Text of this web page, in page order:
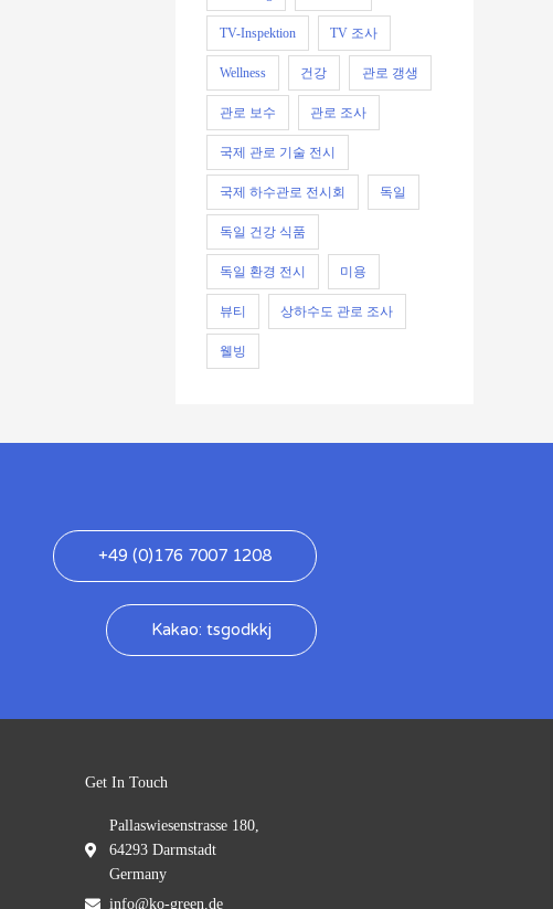
TV-Inspektion TV 조사
Wellness 건강 관로 갱생
관로 보수 관로 조사
국제 관로 기술 전시
국제 하수관로 전시회 독일
독일 건강 식품
독일 환경 전시 미용
뷰티 상하수도 관로 조사
웰빙
+49 (0)176 7007 1208
Kakao: tsgodkkj
Get In Touch
Pallaswiesenstrasse 180,
64293 Darmstadt
Germany
info@ko-green.de